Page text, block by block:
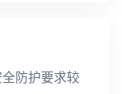
防护要求较